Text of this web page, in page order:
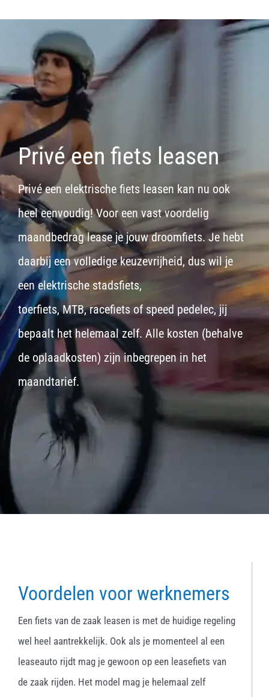
Privé een fiets leasen
Privé een elektrische fiets leasen kan nu ook
heel eenvoudig! Voor een vast voordelig
maandbedrag lease je jouw droomfiets. Je hebt
daarbij een volledige keuzevrijheid, dus wil je
eenelektrische stadsfiets,
toerfiets,MTB,racefietsof speed pedelec, jij
bepaalt het helemaal zelf. Alle kosten (behalve
de oplaadkosten) zijn inbegrepen in het
maandtarief.
Voordelen voor werknemers
Een fiets van de zaak leasen is met de huidige regeling
wel heel aantrekkelijk. Ook als je momenteel al een
leaseauto rijdt mag je gewoon op een leasefiets van
de zaak rijden. Het model mag je helemaal zelf